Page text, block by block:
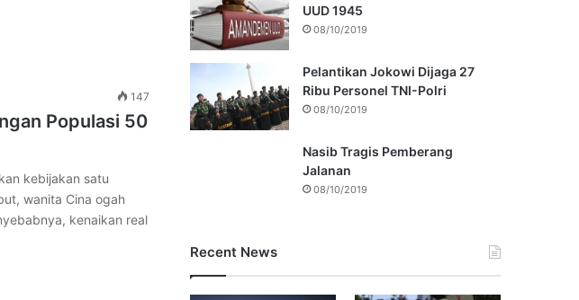
147
Populasi 50
kebijakan satu
wanita Cina ogah
kenaikan real
UUD 1945
08/10/2019
Pelantikan Jokowi Dijaga 27
Ribu Personel TNI-Polri
08/10/2019
Nasib Tragis Pemberang
Jalanan
08/10/2019
Recent News